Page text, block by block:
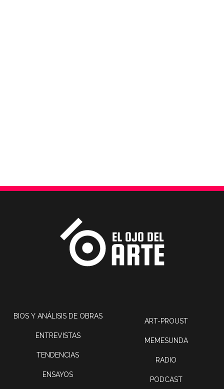
BIOS Y ANÁLISIS DE OBRAS
ENTREVISTAS
TENDENCIAS
ENSAYOS
ART-PROUST
MEMESUNDA
RADIO
PODCAST